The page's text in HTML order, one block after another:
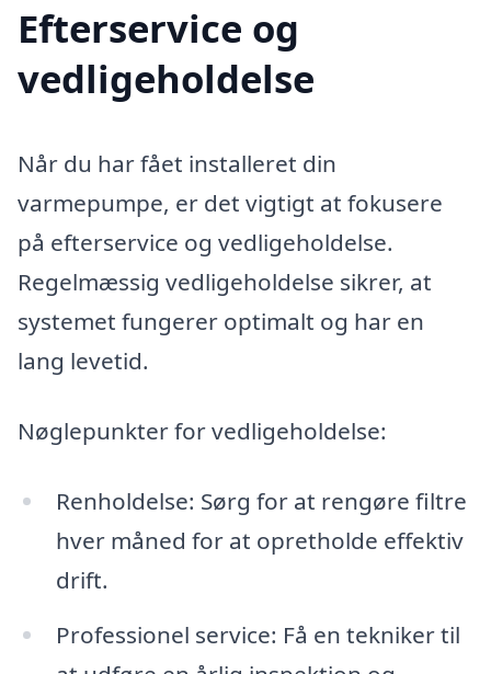
Efterservice og
vedligeholdelse
Når du har fået installeret din
varmepumpe, er det vigtigt at fokusere
på efterservice og vedligeholdelse.
Regelmæssig vedligeholdelse sikrer, at
systemet fungerer optimalt og har en
lang levetid.
Nøglepunkter for vedligeholdelse:
Renholdelse: Sørg for at rengøre filtre
hver måned for at opretholde effektiv
drift.
Professionel service: Få en tekniker til